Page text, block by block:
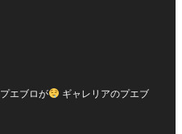
エブロが
ギャレリアのプエブ